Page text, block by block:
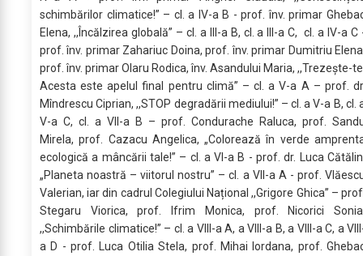
schimbărilor climatice!” – cl. a IV-a B - prof. înv. primar
Elena, ,,Încălzirea globală” – cl. a III-a B, cl. a III-a C, cl. a IV-a C
prof. înv. primar Zahariuc Doina, prof. înv. primar Dumitriu
prof. înv. primar Olaru Rodica, înv. Asandului Maria, ,,Trezește-
Acesta este apelul final pentru climă” – cl. a V-a A – prof.
Mîndrescu Ciprian, ,,STOP degradării mediului!” – cl. a V-a B, cl.
V-a C, cl. a VII-a B – prof. Condurache Raluca, prof.
Mirela, prof. Cazacu Angelica, „Colorează în verde
ecologică a mâncării tale!” – cl. a VI-a B - prof. dr. Luca
„Planeta noastră – viitorul nostru” – cl. a VII-a A - prof.
Valerian, iar din cadrul Colegiului Național ,,Grigore Ghica” –
Stegaru Viorica, prof. Ifrim Monica, prof. Nicorici
,,Schimbările climatice!” – cl. a VIII-a A, a VIII-a B, a VIII-a C, a
a D - prof. Luca Otilia Stela, prof. Mihai Iordana, prof.